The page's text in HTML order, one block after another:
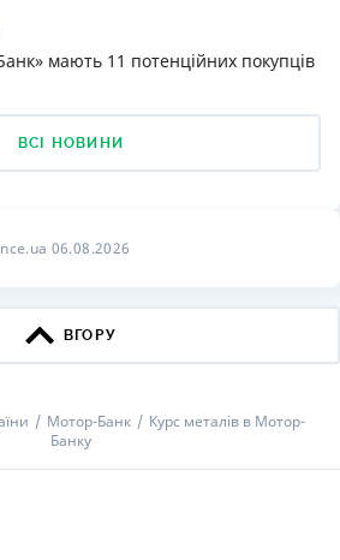
мають 11 потенційних покупців
ВСІ НОВИНИ
06.08.2026
ВГОРУ
Мотор-Банк
Курс металів в Мотор-
Банку